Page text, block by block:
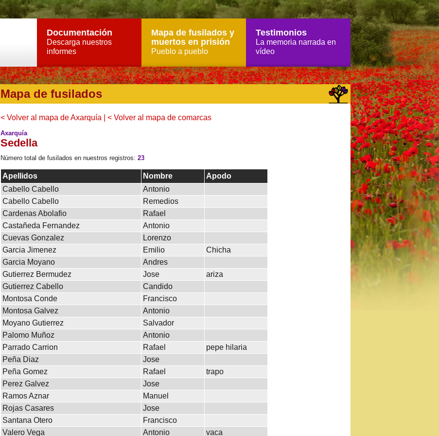
Documentación
Descarga nuestros
informes
Mapa de fusilados y
muertos en prisión
Pueblo a pueblo
Testimonios
La memoria narrada en
vídeo
Mapa de fusilados
< Volver al mapa de Axarquía < Volver al mapa de comarcas
Axarquía
Sedella
Número total de fusilados en nuestros registros: 23
Apellidos Nombre
Apodo
Cabello Cabello
Antonio
Cabello Cabello
Remedios
Cardenas Abolafio
Rafael
Castañeda Fernandez
Antonio
Cuevas Gonzalez
Lorenzo
Garcia Jimenez
Emilio
Chicha
Garcia Moyano
Andres
Gutierrez Bermudez
Jose
ariza
Gutierrez Cabello
Candido
Montosa Conde
Francisco
Montosa Galvez
Antonio
Moyano Gutierrez
Salvador
Palomo Muñoz
Antonio
Parrado Carrion
Rafael
pepe hilaria
Peña Diaz
Jose
Peña Gomez
Rafael
trapo
Perez Galvez
Jose
Ramos Aznar
Manuel
Rojas Casares
Jose
Santana Otero
Francisco
Valero Vega
Antonio vaca